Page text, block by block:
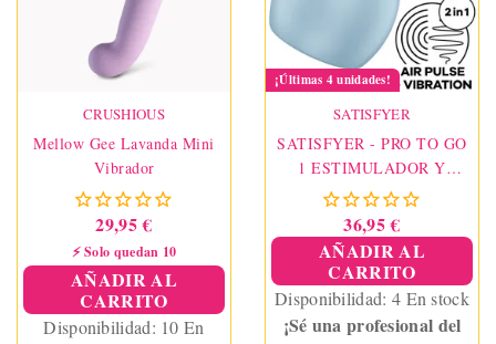
CRUSHIOUS
Mellow Gee Lavanda Mini
Vibrador
29,95 €
⚡ Solo quedan 10
AÑADIR AL
CARRITO
Disponibilidad: 10 En
¡Últimas 4 unidades!
SATISFYER
SATISFYER - PRO TO GO
1 ESTIMULADOR Y
VIBRADOR DOBLE AZUL
36,95 €
AÑADIR AL
CARRITO
Disponibilidad: 4 En stock
¡Sé una profesional del